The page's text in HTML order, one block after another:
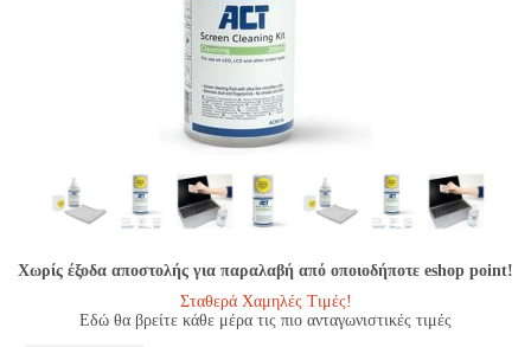
Χωρίς έξοδα αποστολής για παραλαβή από οποιοδήποτε eshop point!
Σταθερά Χαμηλές Τιμές!
Εδώ θα βρείτε κάθε μέρα τις πιο ανταγωνιστικές τιμές